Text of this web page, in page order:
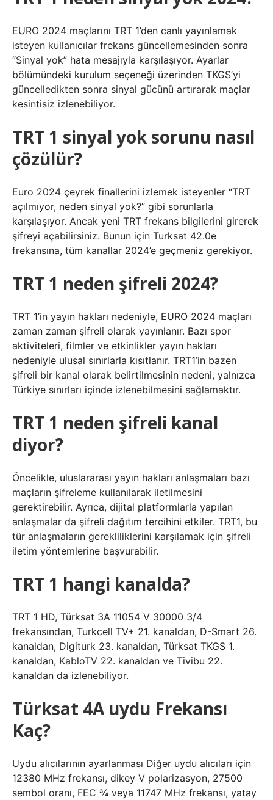
EURO 2024 maçlarını TRT 1’den canlı yayınlamak
isteyen kullanıcılar frekans güncellemesinden sonra
“Sinyal yok” hata mesajıyla karşılaşıyor. Ayarlar
bölümündeki kurulum seçeneği üzerinden TKGS’yi
güncelledikten sonra sinyal gücünü artırarak maçlar
kesintisiz izlenebiliyor.
TRT 1 sinyal yok sorunu nasıl
çözülür?
Euro 2024 çeyrek finallerini izlemek isteyenler “TRT
açılmıyor, neden sinyal yok?” gibi sorunlarla
karşılaşıyor. Ancak yeni TRT frekans bilgilerini girerek
şifreyi açabilirsiniz. Bunun için Turksat 42.0e
frekansına, tüm kanallar 2024’e geçmeniz gerekiyor.
TRT 1 neden şifreli 2024?
TRT 1’in yayın hakları nedeniyle, EURO 2024 maçları
zaman zaman şifreli olarak yayınlanır. Bazı spor
aktiviteleri, filmler ve etkinlikler yayın hakları
nedeniyle ulusal sınırlarla kısıtlanır. TRT1’in bazen
şifreli bir kanal olarak belirtilmesinin nedeni, yalnızca
Türkiye sınırları içinde izlenebilmesini sağlamaktır.
TRT 1 neden şifreli kanal
diyor?
Öncelikle, uluslararası yayın hakları anlaşmaları bazı
maçların şifreleme kullanılarak iletilmesini
gerektirebilir. Ayrıca, dijital platformlarla yapılan
anlaşmalar da şifreli dağıtım tercihini etkiler. TRT1, bu
tür anlaşmaların gerekliliklerini karşılamak için şifreli
iletim yöntemlerine başvurabilir.
TRT 1 hangi kanalda?
TRT 1 HD, Türksat 3A 11054 V 30000 3/4
frekansından, Turkcell TV+ 21. kanaldan, D-Smart 26.
kanaldan, Digiturk 23. kanaldan, Türksat TKGS 1.
kanaldan, KabloTV 22. kanaldan ve Tivibu 22.
kanaldan da izlenebiliyor.
Türksat 4A uydu Frekansı
Kaç?
Uydu alıcılarının ayarlanması Diğer uydu alıcıları için
12380 MHz frekansı, dikey V polarizasyon, 27500
sembol oranı, FEC ¾ veya 11747 MHz frekansı, yatay